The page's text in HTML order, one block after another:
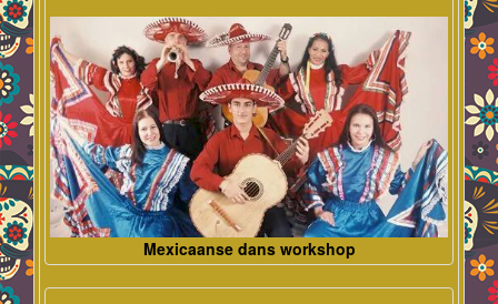
Mexicaanse dans workshop